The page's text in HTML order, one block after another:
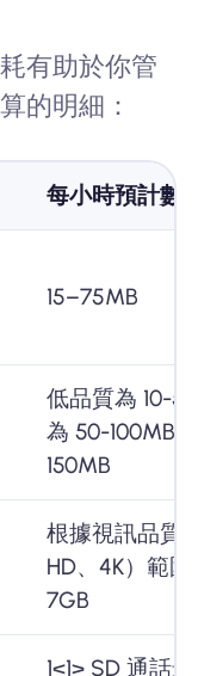
有助於你管
的明細：
每小時預計數
15–75MB
低品質為 10-
為 50-100MB
150MB
根據視訊品質
HD、4K）範
7GB
1<1> SD 通話